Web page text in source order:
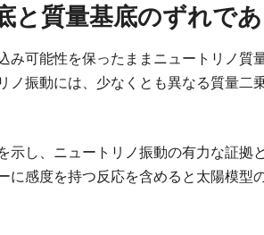
と質量基底のずれで
可能性を保ったままニュートリノ質
振動には、少なくとも異なる質量二
し、ニュートリノ振動の有力な証拠
感度を持つ反応を含めると太陽模型